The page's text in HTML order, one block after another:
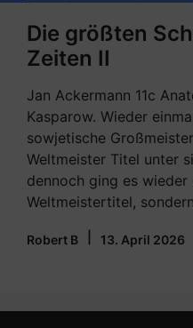
Die größten
Zeiten II
Jan Ackermann 11c
Kasparow. Wieder
sowjetische
Weltmeister Titel unter
dennoch ging es
Weltmeistertitel,
Robert B 13. April 2026